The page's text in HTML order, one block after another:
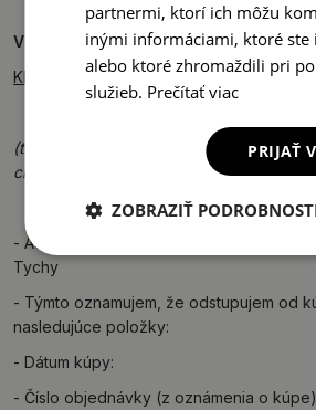
VZOROVÝ FORMULÁR NA ODSTÚPENIE
Kliknite pre stiahnutie.
(tento formulár je potrebné vyplniť a vrátiť
chcete odstúpiť od zmluvy)
- Adresát: Drukarnia Piga Sp. z o.o., ul.
Tychy
- Týmto oznamujem, že odstupujem od
nasledujúce položky:
- Dátum kúpy:
- Číslo objednávky (z oznámenia o
partnermi, ktorí ich môžu
inými informáciami, ktoré ste
alebo ktoré zhromaždili pri
služieb. Prečítať viac
PRIJAŤ
ZOBRAZIŤ